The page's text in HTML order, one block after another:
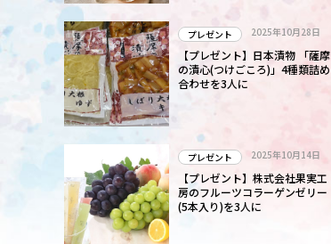
プレゼント 2025年10月28日
【プレゼント】日本漬物 「薩摩
の漬心(つけごころ)」4種類詰め
合わせを3人に
プレゼント 2025年10月14日
【プレゼント】株式会社果実工
房のフルーツコラーゲンゼリー
(5本入り)を3人に